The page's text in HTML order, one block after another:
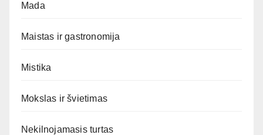
Mada
Maistas ir gastronomija
Mistika
Mokslas ir švietimas
Nekilnojamasis turtas